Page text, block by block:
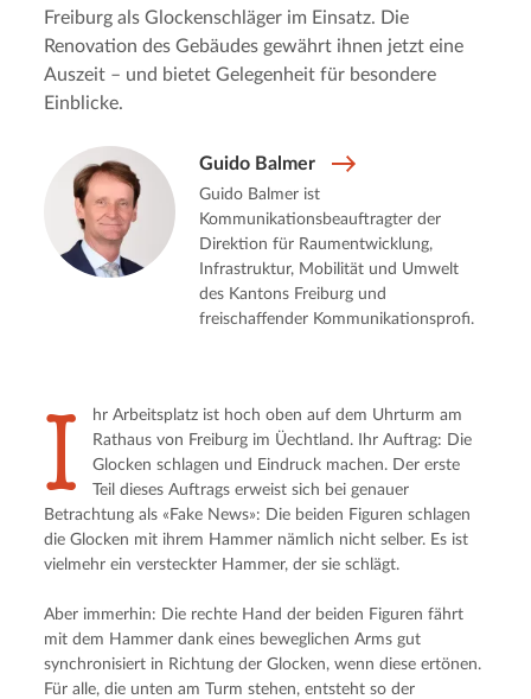
Freiburg als Glockenschläger im Einsatz. Die
Renovation des Gebäudes gewährt ihnen jetzt eine
Auszeit – und bietet Gelegenheit für besondere
Einblicke.
Guido Balmer
Guido Balmer ist
Kommunikationsbeauftragter der
Direktion für Raumentwicklung,
Infrastruktur, Mobilität und Umwelt
des Kantons Freiburg und
freischaffender Kommunikationsprofi.
I
hr Arbeitsplatz ist hoch oben auf dem Uhrturm am
Rathaus von Freiburg im Üechtland. Ihr Auftrag: Die
Glocken schlagen und Eindruck machen. Der erste
Teil dieses Auftrags erweist sich bei genauer
Betrachtung als «Fake News»: Die beiden Figuren schlagen
die Glocken mit ihrem Hammer nämlich nicht selber. Es ist
vielmehr ein versteckter Hammer, der sie schlägt.
Aber immerhin: Die rechte Hand der beiden Figuren fährt
mit dem Hammer dank eines beweglichen Arms gut
synchronisiert in Richtung der Glocken, wenn diese ertönen.
Für alle, die unten am Turm stehen, entsteht so der